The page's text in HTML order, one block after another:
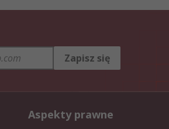
Zapisz się
Aspekty prawne